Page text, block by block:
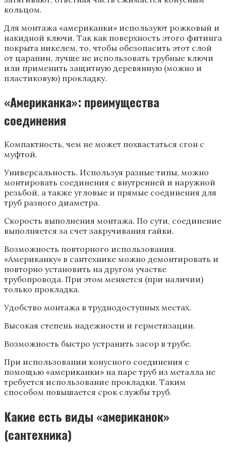
кольцом.
Для монтажа «американки» используют рожковый и
накидной ключи. Так как поверхность этого фитинга
покрыта никелем, то, чтобы обезопасить этот слой
от царапин, лучше не использовать трубные ключи
или применить защитную деревянную (можно и
пластиковую) прокладку.
«Американка»: преимущества
соединения
Компактность, чем не может похвастаться сгон с
муфтой.
Универсальность. Используя разные типы, можно
монтировать соединения с внутренней и наружной
резьбой, а также угловые и прямые соединения для
труб разного диаметра.
Скорость выполнения монтажа. По сути, соединение
выполняется за счет закручивания гайки.
Возможность повторного использования.
«Американку» в сантехнике можно демонтировать и
повторно установить на другом участке
трубопровода. При этом меняется (при наличии)
только прокладка.
Удобство монтажа в труднодоступных местах.
Высокая степень надежности и герметизации.
Возможность быстро устранить засор в трубе.
При использовании конусного соединения с
помощью «американки» на паре труб из металла не
требуется использование прокладки. Таким
способом повышается срок службы труб.
Какие есть виды «американок»
(сантехника)